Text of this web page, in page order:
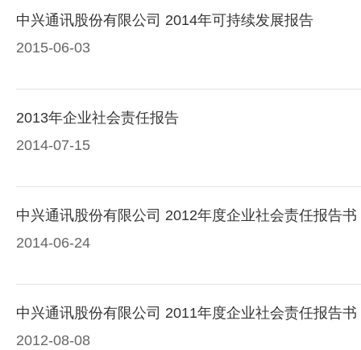
中兴通讯股份有限公司 2014年可持续发展报告
2015-06-03
2013年企业社会责任报告
2014-07-15
中兴通讯股份有限公司 2012年度企业社会责任报告书
2014-06-24
中兴通讯股份有限公司 2011年度企业社会责任报告书
2012-08-08